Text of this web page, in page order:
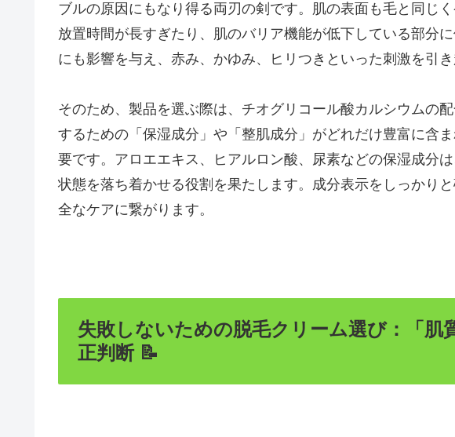
ブルの原因にもなり得る両刃の剣です。肌の表面も毛と同じ
放置時間が長すぎたり、肌のバリア機能が低下している部分
にも影響を与え、赤み、かゆみ、ヒリつきといった刺激を引き
そのため、製品を選ぶ際は、チオグリコール酸カルシウムの
するための「保湿成分」や「整肌成分」がどれだけ豊富に含
要です。アロエエキス、ヒアルロン酸、尿素などの保湿成分
状態を落ち着かせる役割を果たします。成分表示をしっかり
全なケアに繋がります。
失敗しないための脱毛クリーム選び：「肌
正判断 📝